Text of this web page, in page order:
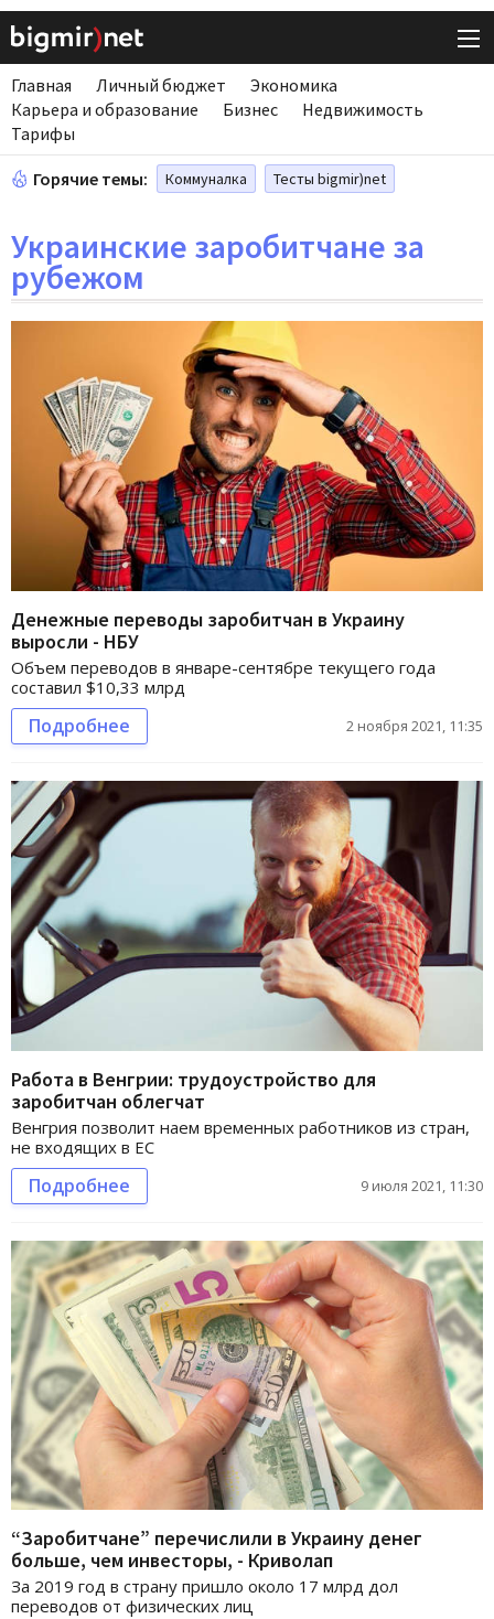
Главная Личный бюджет
Экономика
Карьера и образование
Бизнес
Недвижимость
Тарифы
Горячие темы: Коммуналка Тесты bigmir)net
Украинские заробитчане за
рубежом
Денежные переводы заробитчан в Украину
выросли - НБУ
Объем переводов в январе-сентябре текущего года
составил $10,33 млрд
Подробнее 2 ноября 2021, 11:35
Работа в Венгрии: трудоустройство для
заробитчан облегчат
Венгрия позволит наем временных работников из стран,
не входящих в ЕС
Подробнее 9 июля 2021, 11:30
“Заробитчане” перечислили в Украину денег
больше, чем инвесторы, - Криволап
За 2019 год в страну пришло около 17 млрд дол
переводов от физических лиц